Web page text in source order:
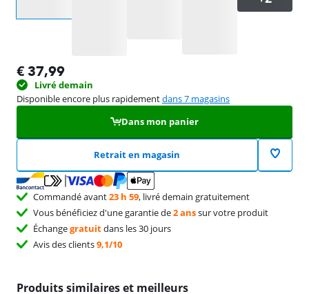
€ 37,99
Livré demain
Disponible encore plus rapidementdans 7 magasins
Dans mon panier
Retrait en magasin
Commandé avant23 h 59, livré demain gratuitement
Vous bénéficiez d'une garantie de2 anssur votre produit
Échangegratuitdans les 30 jours
Avis des clients9,1/10
Produits similaires et meilleurs